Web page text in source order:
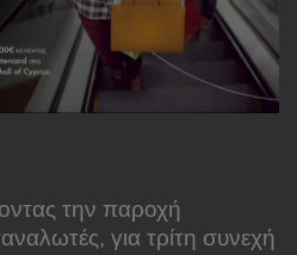
την παροχή
για τρίτη συνεχή